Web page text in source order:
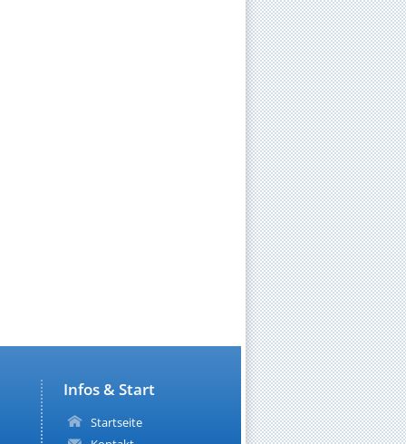
Infos & Start
Startseite